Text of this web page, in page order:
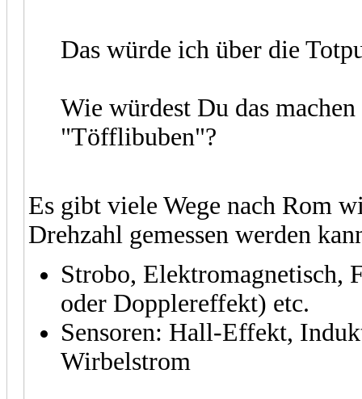
Das würde ich über die
Wie würdest Du das
"Töfflibuben"?
Es gibt viele Wege nach Rom
Drehzahl gemessen werden
Strobo, Elektromagnetisch,
oder Dopplereffekt) etc.
Sensoren: Hall-Effekt,
Wirbelstrom